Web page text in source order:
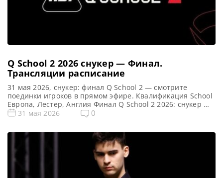
Q School 2 2026 снукер — Финал.
Трансляции расписание
31 мая 2026, снукер: финал Q School 2 — смотрите
поединки игроков в прямом эфире. Квалификация School
Европа, Лестер, Англия Финал Q School 2 2026: снукер —
расписание прямых трансляций Матчи Q School 2 2026
возможно на […]
31 мая 2026 0